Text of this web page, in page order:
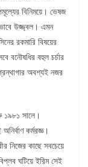
বিনিময়ে। ভেষজ
উজ্জ্বল। এমন
রকমারি বিষয়ের
বনৌষধির বহুল চর্চার
অবশ্যই নজর
১৯৮১ সালে।
কর্মরজ্ঞ।
নিজের কাছে সবচেয়ে
ঘটিয়ে ইরিম সেই